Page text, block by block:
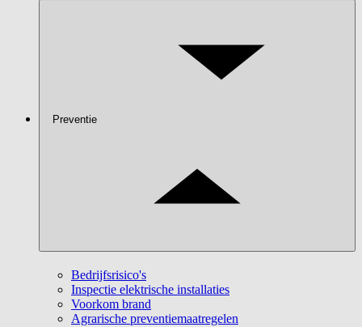
Preventie
Bedrijfsrisico's
Inspectie elektrische installaties
Voorkom brand
Agrarische preventiemaatregelen